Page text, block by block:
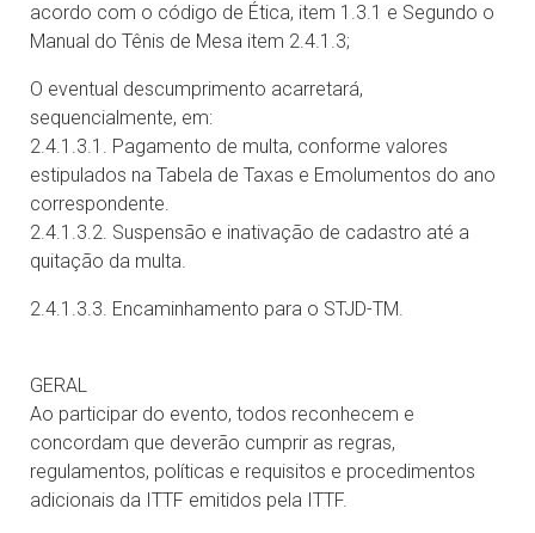
acordo com o código de Ética, item 1.3.1 e Segundo o
Manual do Tênis de Mesa item 2.4.1.3;
O eventual descumprimento acarretará,
sequencialmente, em:
2.4.1.3.1. Pagamento de multa, conforme valores
estipulados na Tabela de Taxas e Emolumentos do ano
correspondente.
2.4.1.3.2. Suspensão e inativação de cadastro até a
quitação da multa.
2.4.1.3.3. Encaminhamento para o STJD-TM.
GERAL
Ao participar do evento, todos reconhecem e
concordam que deverão cumprir as regras,
regulamentos, políticas e requisitos e procedimentos
adicionais da ITTF emitidos pela ITTF.